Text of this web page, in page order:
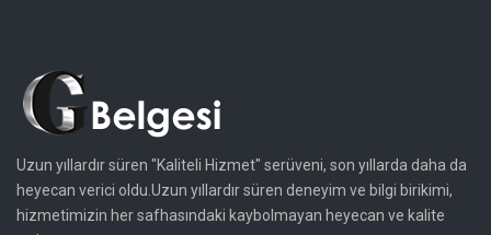
Uzun yıllardır süren "Kaliteli Hizmet" serüveni, son yıllarda daha da
heyecan verici oldu.Uzun yıllardır süren deneyim ve bilgi birikimi,
hizmetimizin her safhasındaki kaybolmayan heyecan ve kalite